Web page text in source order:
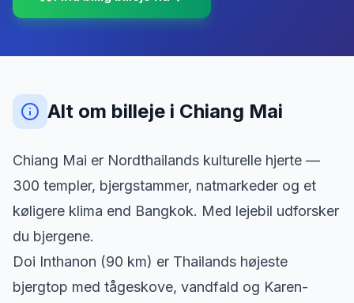
Alt om billeje i Chiang Mai
Chiang Mai er Nordthailands kulturelle hjerte —
300 templer, bjergstammer, natmarkeder og et
køligere klima end Bangkok. Med lejebil udforsker
du bjergene.
Doi Inthanon (90 km) er Thailands højeste
bjergtop med tågeskove, vandfald og Karen-